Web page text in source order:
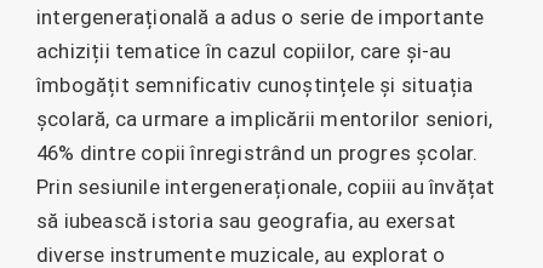
intergenerațională a adus o serie de importante
achiziții tematice în cazul copiilor, care și-au
îmbogățit semnificativ cunoștințele și situația
școlară, ca urmare a implicării mentorilor seniori,
46% dintre copii înregistrând un progres școlar.
Prin sesiunile intergeneraționale, copiii au învățat
să iubească istoria sau geografia, au exersat
diverse instrumente muzicale, au explorat o